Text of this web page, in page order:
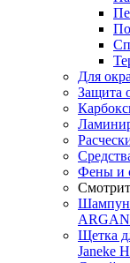
Для
Защита
Фены и
Щетка
Janeke